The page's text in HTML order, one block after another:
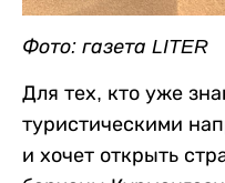
Фото: газета LITER
Для тех, кто уже
туристическими
и хочет открыть